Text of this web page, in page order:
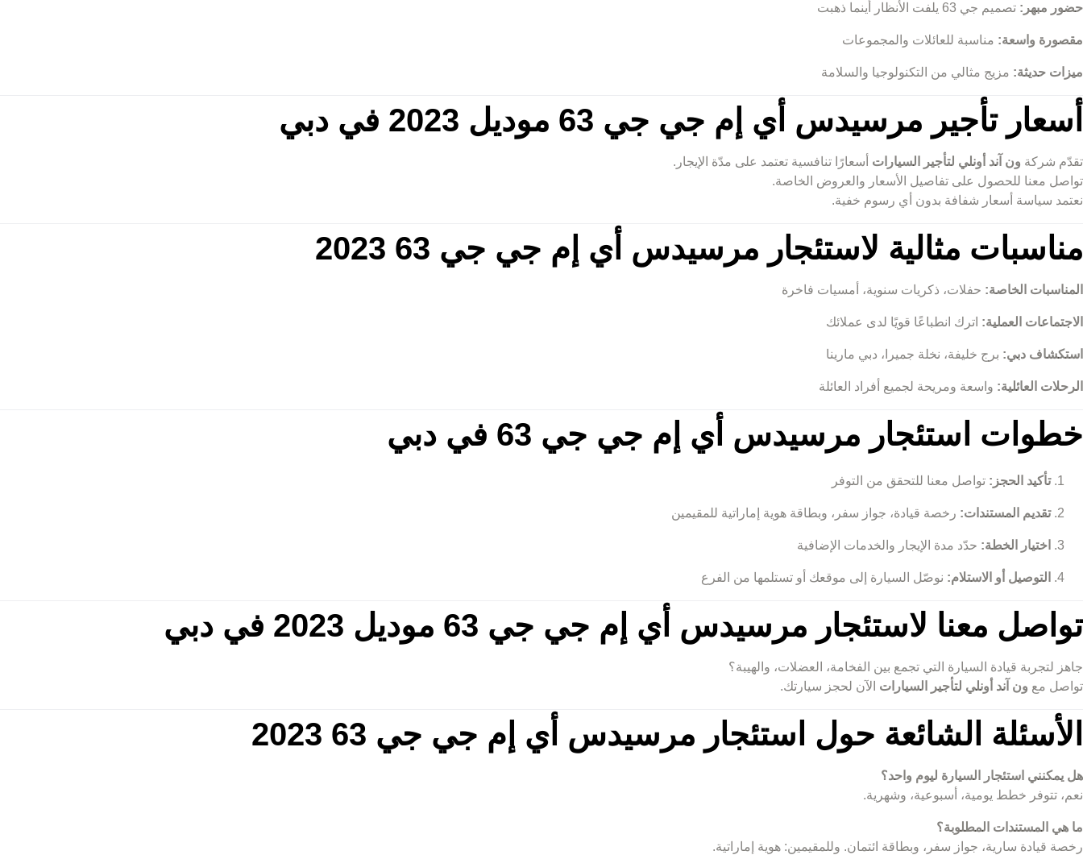
حضور مبهر: تصميم جي 63 يلفت الأنظار أينما ذهبت
مقصورة واسعة: مناسبة للعائلات والمجموعات
ميزات حديثة: مزيج مثالي من التكنولوجيا والسلامة
أسعار تأجير مرسيدس أي إم جي جي 63 موديل 2023 في دبي
تقدّم شركة ون آند أونلي لتأجير السيارات أسعارًا تنافسية تعتمد على مدّة الإيجار.
تواصل معنا للحصول على تفاصيل الأسعار والعروض الخاصة.
نعتمد سياسة أسعار شفافة بدون أي رسوم خفية.
مناسبات مثالية لاستئجار مرسيدس أي إم جي جي 63 2023
المناسبات الخاصة: حفلات، ذكريات سنوية، أمسيات فاخرة
الاجتماعات العملية: اترك انطباعًا قويًا لدى عملائك
استكشاف دبي: برج خليفة، نخلة جميرا، دبي مارينا
الرحلات العائلية: واسعة ومريحة لجميع أفراد العائلة
خطوات استئجار مرسيدس أي إم جي جي 63 في دبي
تأكيد الحجز: تواصل معنا للتحقق من التوفر
تقديم المستندات: رخصة قيادة، جواز سفر، وبطاقة هوية إماراتية للمقيمين
اختيار الخطة: حدّد مدة الإيجار والخدمات الإضافية
التوصيل أو الاستلام: نوصّل السيارة إلى موقعك أو تستلمها من الفرع
تواصل معنا لاستئجار مرسيدس أي إم جي جي 63 موديل 2023 في دبي
جاهز لتجربة قيادة السيارة التي تجمع بين الفخامة، العضلات، والهيبة؟
تواصل مع ون آند أونلي لتأجير السيارات الآن لحجز سيارتك.
الأسئلة الشائعة حول استئجار مرسيدس أي إم جي جي 63 2023
هل يمكنني استئجار السيارة ليوم واحد؟
نعم، تتوفر خطط يومية، أسبوعية، وشهرية.
ما هي المستندات المطلوبة؟
رخصة قيادة سارية، جواز سفر، وبطاقة ائتمان. وللمقيمين: هوية إماراتية.